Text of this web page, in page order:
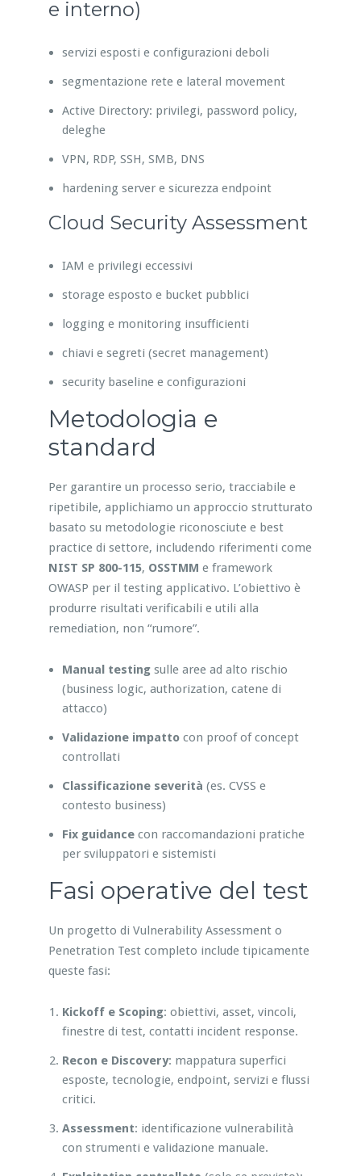
e interno)
servizi esposti e configurazioni deboli
segmentazione rete e lateral movement
Active Directory: privilegi, password policy,
deleghe
VPN, RDP, SSH, SMB, DNS
hardening server e sicurezza endpoint
Cloud Security Assessment
IAM e privilegi eccessivi
storage esposto e bucket pubblici
logging e monitoring insufficienti
chiavi e segreti (secret management)
security baseline e configurazioni
Metodologia e
standard
Per garantire un processo serio, tracciabile e
ripetibile, applichiamo un approccio strutturato
basato su metodologie riconosciute e best
practice di settore, includendo riferimenti come
NIST SP 800-115, OSSTMM e framework
OWASP per il testing applicativo. L’obiettivo è
produrre risultati verificabili e utili alla
remediation, non “rumore”.
Manual testingsulle aree ad alto rischio
(business logic, authorization, catene di
attacco)
Validazione impattocon proof of concept
controllati
Classificazione severità (es. CVSS e
contesto business)
Fix guidancecon raccomandazioni pratiche
per sviluppatori e sistemisti
Fasi operative del test
Un progetto di Vulnerability Assessment o
Penetration Test completo include tipicamente
queste fasi:
Kickoff e Scoping: obiettivi, asset, vincoli,
finestre di test, contatti incident response.
Recon e Discovery: mappatura superfici
esposte, tecnologie, endpoint, servizi e flussi
critici.
Assessment: identificazione vulnerabilità
con strumenti e validazione manuale.